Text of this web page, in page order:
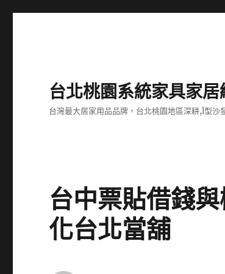
台北桃園系統家具家
台灣最大居家用品品牌，台北桃園地區深耕,l型
台中票貼借錢
化台北當舖